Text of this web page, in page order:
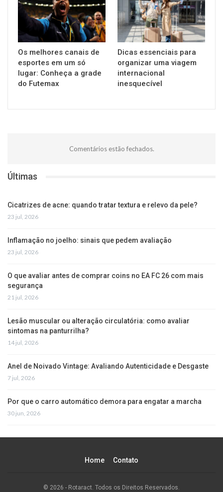
Os melhores canais de
esportes em um só
lugar: Conheça a grade
do Futemax
Dicas essenciais para
organizar uma viagem
internacional
inesquecível
Comentários estão fechados.
Últimas
Cicatrizes de acne: quando tratar textura e relevo da pele?
23 jul, 2026
Inflamação no joelho: sinais que pedem avaliação
23 jul, 2026
O que avaliar antes de comprar coins no EA FC 26 com mais
segurança
21 jul, 2026
Lesão muscular ou alteração circulatória: como avaliar
sintomas na panturrilha?
14 jul, 2026
Anel de Noivado Vintage: Avaliando Autenticidade e Desgaste
7 jul, 2026
Por que o carro automático demora para engatar a marcha
30 jun, 2026
Home Contato
© 2026 - Rotaract. Todos os Direitos Reservados.